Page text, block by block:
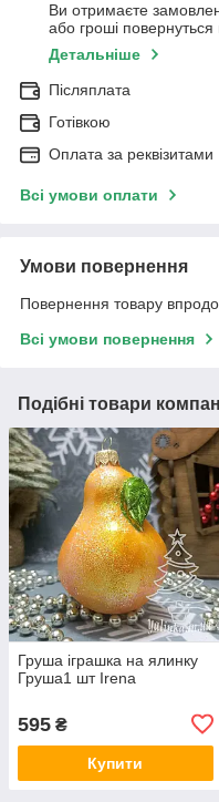
Ви отримаєте
або гроші
Детальніше
Післяплата
Готівкою
Оплата за реквізитами
Всі умови оплати
Умови повернення
Повернення товару
Всі умови повернення
Подібні товари
Груша іграшка на ялинку
Груша1 шт Irena
595 ₴
Купити